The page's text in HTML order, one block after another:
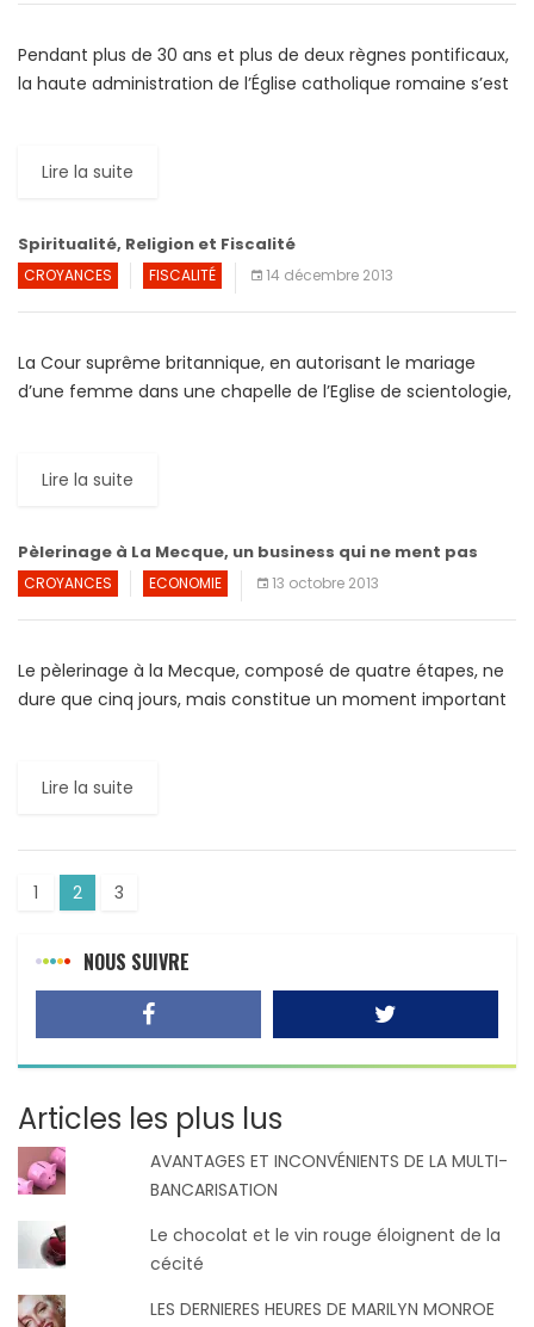
Pendant plus de 30 ans et plus de deux règnes pontificaux,
la haute administration de l’Église catholique romaine s’est
Lire la suite
Spiritualité, Religion et Fiscalité
CROYANCES FISCALITÉ 14 décembre 2013
La Cour suprême britannique, en autorisant le mariage
d’une femme dans une chapelle de l’Eglise de scientologie,
Lire la suite
Pèlerinage à La Mecque, un business qui ne ment pas
CROYANCES ECONOMIE 13 octobre 2013
Le pèlerinage à la Mecque, composé de quatre étapes, ne
dure que cinq jours, mais constitue un moment important
Lire la suite
1 2 3
NOUS SUIVRE
Articles les plus lus
AVANTAGES ET INCONVÉNIENTS DE LA MULTI-
BANCARISATION
Le chocolat et le vin rouge éloignent de la
cécité
LES DERNIERES HEURES DE MARILYN MONROE